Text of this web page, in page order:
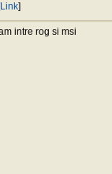
Link]
intre rog si msi